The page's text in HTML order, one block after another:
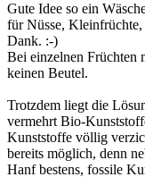
Gute Idee so ein
für Nüsse, Kleinfrüchte,
Dank. :-)
Bei einzelnen Früchten
keinen Beutel.
Trotzdem liegt die
vermehrt Bio-
Kunststoffe völlig
bereits möglich, denn
Hanf bestens, fossile